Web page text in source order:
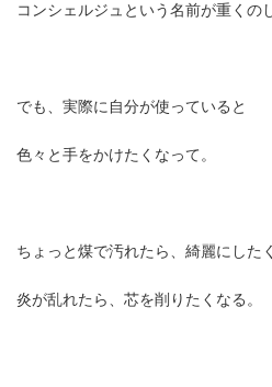
コンシェルジュという名前が重くの
でも、実際に自分が使っていると
色々と手をかけたくなって。
ちょっと煤で汚れたら、綺麗にした
炎が乱れたら、芯を削りたくなる。